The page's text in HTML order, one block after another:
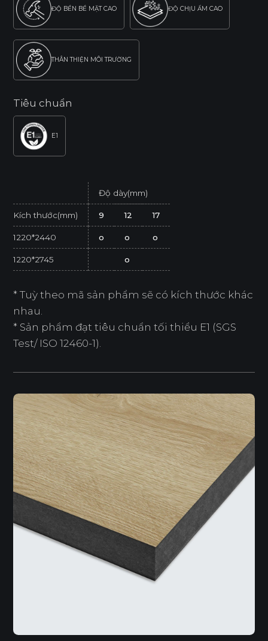
ĐỘ BỀN BỀ MẶT CAO ĐỘ CHỊU ẨM CAO
THÂN THIỆN MÔI TRƯỜNG
Tiêu chuẩn
E1
Độ dày(mm)
Kích thước(mm) 9 12 17
1220*2440 o o o
1220*2745 o
* Tuỳ theo mã sản phẩm sẽ có kích thước khác
nhau.
* Sản phẩm đạt tiêu chuẩn tối thiểu E1 (SGS
Test/ ISO 12460-1).